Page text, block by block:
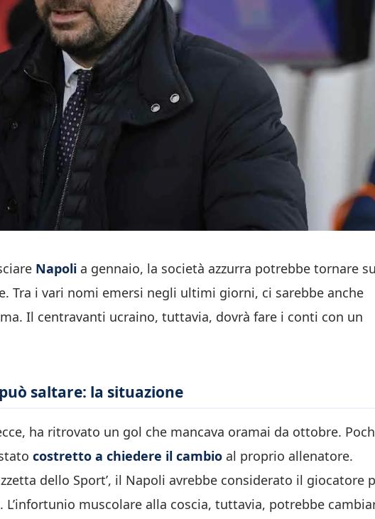
Napoli a gennaio, la società azzurra potrebbe tornare
Tra i vari nomi emersi negli ultimi giorni, ci sarebbe anche
Il centravanti ucraino, tuttavia, dovrà fare i conti con un
saltare: la situazione
ha ritrovato un gol che mancava oramai da ottobre.
costretto a chiedere il cambio al proprio allenatore.
dello Sport’, il Napoli avrebbe considerato il giocatore
L’infortunio muscolare alla coscia, tuttavia, potrebbe